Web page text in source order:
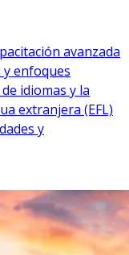
avanzada
enfoques
idiomas y la
extranjera (EFL)
y